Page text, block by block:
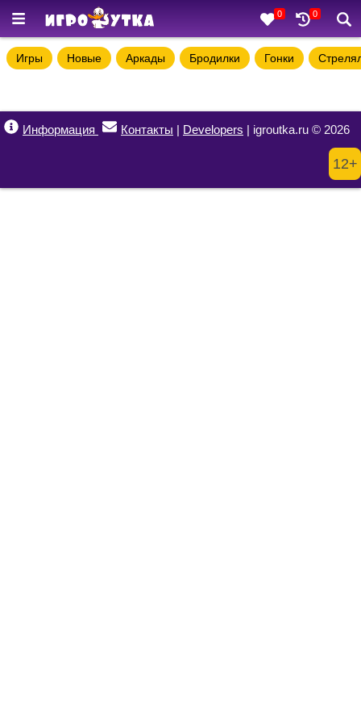
0 0
Игры Новые Аркады Бродилки Гонки
Информация Контакты | Developers | igroutka.ru © 2026
12+